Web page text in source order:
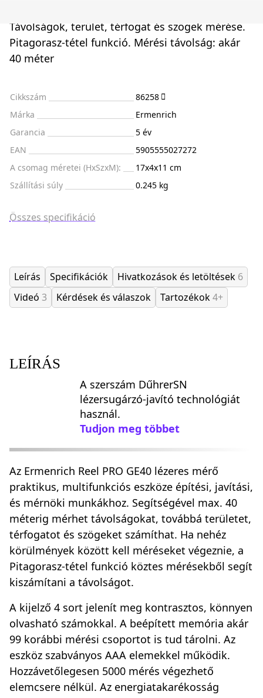
Távolságok, terület, térfogat és szögek mérése.
Pitagorasz-tétel funkció. Mérési távolság: akár
40 méter
Cikkszám
86258
Márka
Ermenrich
Garancia
5 év
EAN
5905555027272
A csomag méretei (HxSzxM):
17x4x11 cm
Szállítási súly
0.245 kg
Összes specifikáció
Leírás Specifikációk Hivatkozások és letöltések 6
Videó 3 Kérdések és válaszok Tartozékok4+
LEÍRÁS
A szerszám DűhrerSN
lézersugárzó-javító technológiát
használ.
Tudjon meg többet
Az Ermenrich Reel PRO GE40 lézeres mérő
praktikus, multifunkciós eszköze építési, javítási,
és mérnöki munkákhoz. Segítségével max. 40
méterig mérhet távolságokat, továbbá területet,
térfogatot és szögeket számíthat. Ha nehéz
körülmények között kell méréseket végeznie, a
Pitagorasz-tétel funkció köztes mérésekből segít
kiszámítani a távolságot.
A kijelző 4 sort jelenít meg kontrasztos, könnyen
olvasható számokkal. A beépített memória akár
99 korábbi mérési csoportot is tud tárolni. Az
eszköz szabványos AAA elemekkel működik.
Hozzávetőlegesen 5000 mérés végezhető
elemcsere nélkül. Az energiatakarékosság